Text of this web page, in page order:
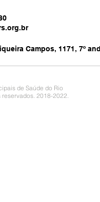
Campos, 1171, 7º
de Saúde do Rio
reservados. 2018-2022.